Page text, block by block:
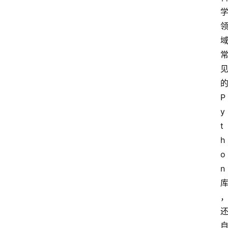
学
领
域
常
见
的
P
y
t
h
o
n
库
，
还
自